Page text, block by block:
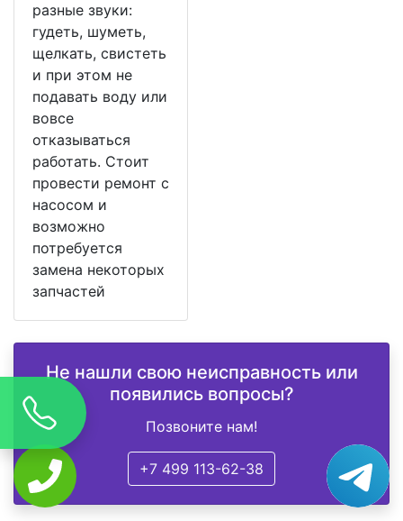
разные звуки:
гудеть, шуметь,
щелкать, свистеть
и при этом не
подавать воду или
вовсе
отказываться
работать. Стоит
провести ремонт с
насосом и
возможно
потребуется
замена некоторых
запчастей
Не нашли свою неисправность или
появились вопросы?
Позвоните нам!
+7 499 113-62-38